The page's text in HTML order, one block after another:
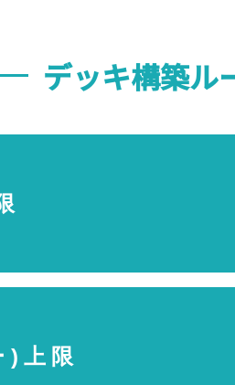
デッキ構築ル
上限